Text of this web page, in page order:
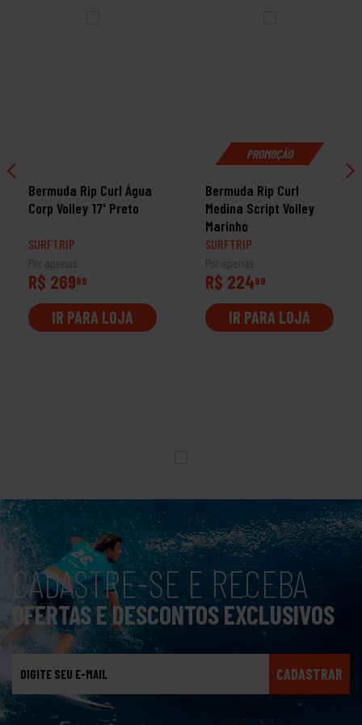
Bermuda Rip Curl Água
Corp Volley 17' Preto
SURFTRIP
Por apenas
R$ 26999
IR PARA LOJA
PROMOÇÃO
Bermuda Rip Curl
Medina Script Volley
Marinho
SURFTRIP
Por apenas
R$ 22499
IR PARA LOJA
CADASTRE-SE E RECEBA
OFERTAS E DESCONTOS EXCLUSIVOS
CADASTRAR